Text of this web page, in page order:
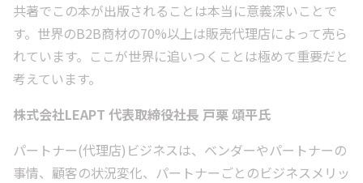
共著でこの本が出版されることは本当に意義深いことで
す。世界のB2B商材の70%以上は販売代理店によって売ら
れています。ここが世界に追いつくことは極めて重要だと
考えています。
株式会社LEAPT 代表取締役社長 戸栗 頌平氏
パートナー(代理店)ビジネスは、ベンダーやパートナーの
事情、顧客の状況変化、パートナーごとのビジネスメリッ